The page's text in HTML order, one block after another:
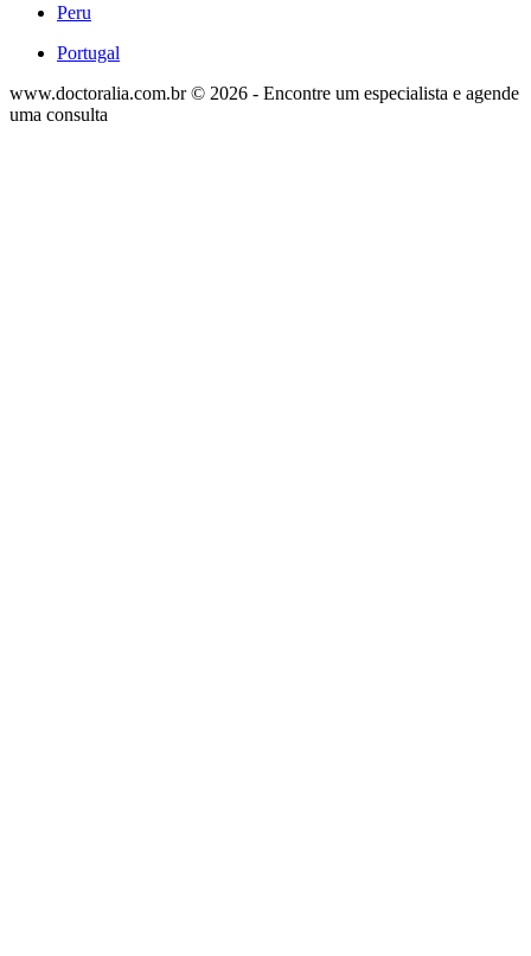
Peru
Portugal
www.doctoralia.com.br © 2026 - Encontre um especialista e agende
uma consulta